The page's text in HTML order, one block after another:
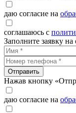
даю согласие на
соглашаюсь с
Заполните заявку на
Отправить
Нажав кнопку
даю согласие на